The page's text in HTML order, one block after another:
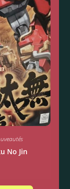
No Jin